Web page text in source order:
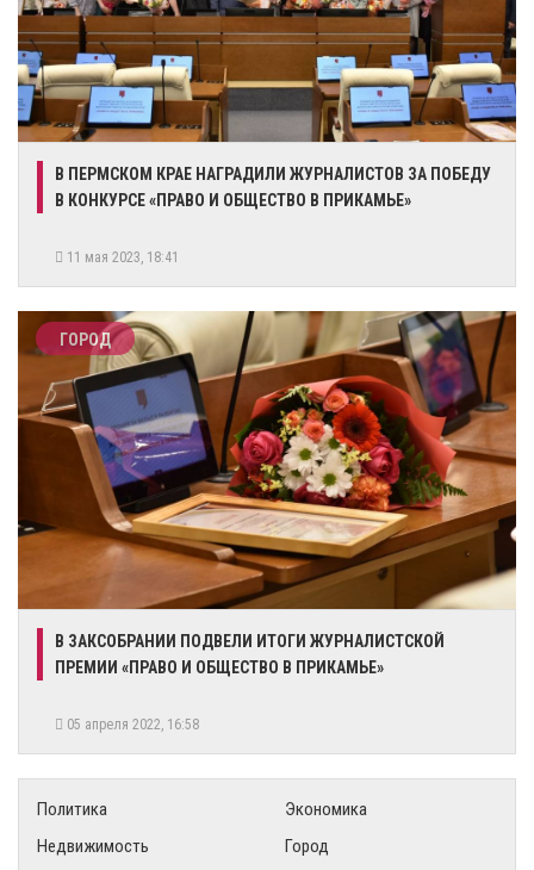
В ПЕРМСКОМ КРАЕ НАГРАДИЛИ ЖУРНАЛИСТОВ ЗА ПОБЕДУ
В КОНКУРСЕ «ПРАВО И ОБЩЕСТВО В ПРИКАМЬЕ»
11 мая 2023, 18:41
ГОРОД
В ЗАКСОБРАНИИ ПОДВЕЛИ ИТОГИ ЖУРНАЛИСТСКОЙ
ПРЕМИИ «ПРАВО И ОБЩЕСТВО В ПРИКАМЬЕ»
05 апреля 2022, 16:58
Политика
Экономика
Недвижимость
Город